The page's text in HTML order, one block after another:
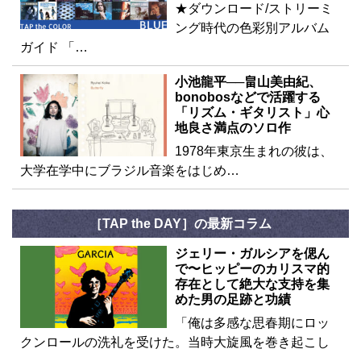
★ダウンロード/ストリーミ
ング時代の色彩別アルバム
ガイド 「…
小池龍平──畠山美由紀、
bonobosなどで活躍する
「リズム・ギタリスト」心
地良さ満点のソロ作
1978年東京生まれの彼は、
大学在学中にブラジル音楽をはじめ…
［TAP the DAY］の最新コラム
ジェリー・ガルシアを偲ん
で〜ヒッピーのカリスマ的
存在として絶大な支持を集
めた男の足跡と功績
「俺は多感な思春期にロッ
クンロールの洗礼を受けた。当時大旋風を巻き起こし